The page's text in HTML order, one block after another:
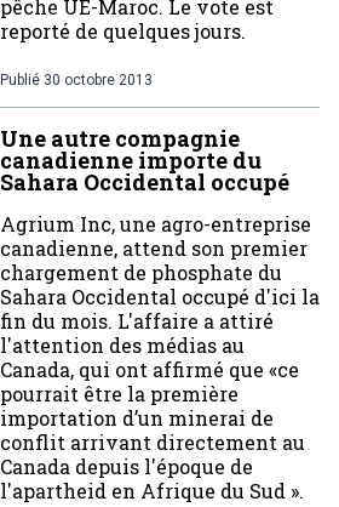
pêche UE-Maroc. Le vote est
reporté de quelques jours.
Publié 30 octobre 2013
Une autre compagnie
canadienne importe du
Sahara Occidental occupé
Agrium Inc, une agro-entreprise
canadienne, attend son premier
chargement de phosphate du
Sahara Occidental occupé d'ici la
fin du mois. L'affaire a attiré
l'attention des médias au
Canada, qui ont affirmé que «ce
pourrait être la première
importation d’un minerai de
conflit arrivant directement au
Canada depuis l'époque de
l'apartheid en Afrique du Sud ».